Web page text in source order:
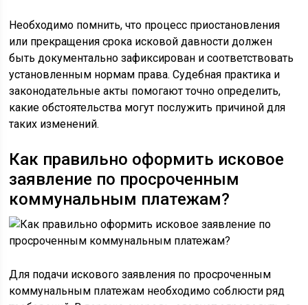
Необходимо помнить, что процесс приостановления
или прекращения срока исковой давности должен
быть документально зафиксирован и соответствовать
установленным нормам права. Судебная практика и
законодательные акты помогают точно определить,
какие обстоятельства могут послужить причиной для
таких изменений.
Как правильно оформить исковое
заявление по просроченным
коммунальным платежам?
Для подачи искового заявления по просроченным
коммунальным платежам необходимо соблюсти ряд